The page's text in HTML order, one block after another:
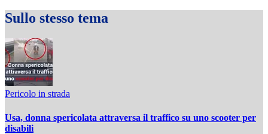
Sullo stesso tema
Pericolo in strada
Usa, donna spericolata attraversa il traffico su uno scooter per
disabili